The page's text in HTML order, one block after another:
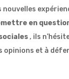
nouvelles
en
, ils
opinions et à